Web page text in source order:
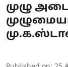
முழு